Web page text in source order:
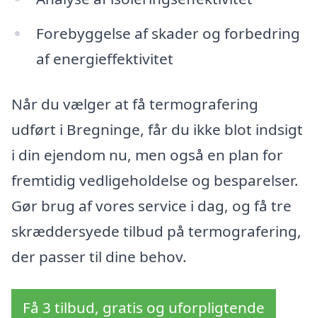
Forebyggelse af skader og forbedring
af energieffektivitet
Når du vælger at få termografering
udført i Bregninge, får du ikke blot indsigt
i din ejendom nu, men også en plan for
fremtidig vedligeholdelse og besparelser.
Gør brug af vores service i dag, og få tre
skræddersyede tilbud på termografering,
der passer til dine behov.
Få 3 tilbud, gratis og uforpligtende